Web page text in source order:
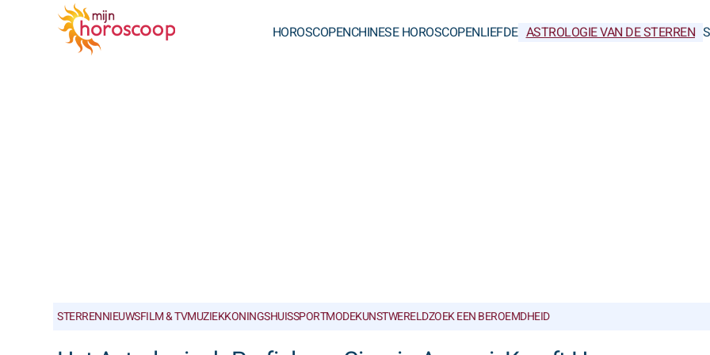
HOROSCOPENCHINESE HOROSCOPENLIEFDE ASTROLOGIE VAN DE STERREN
STERRENNIEUWSFILM & TVMUZIEKKONINGSHUISSPORTMODEKUNSTWERELDZOEK EEN BEROEMDHEID